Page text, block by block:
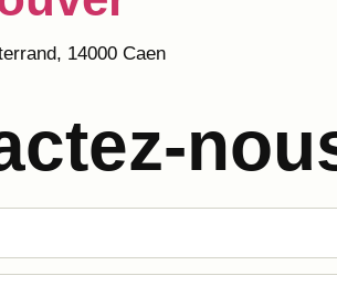
14000 Caen